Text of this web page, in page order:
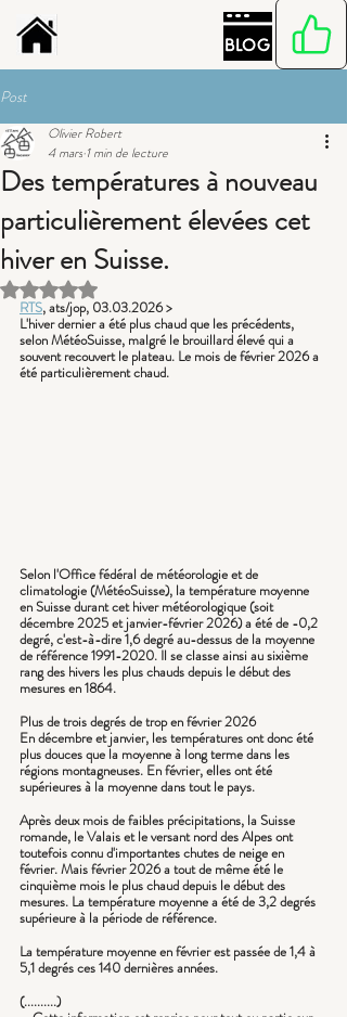
Post
Des températures à nouveau
particulièrement élevées cet
hiver en Suisse.
Olivier Robert
4 mars 1 min de lecture
Noté NaN étoiles sur 5.
RTS, ats/jop, 03.03.2026 >
L'hiver dernier a été plus chaud que les précédents,
selon MétéoSuisse, malgré le brouillard élevé qui a
souvent recouvert le plateau. Le mois de février 2026 a
été particulièrement chaud.
Selon l'Office fédéral de météorologie et de
climatologie (MétéoSuisse), la température moyenne
en Suisse durant cet hiver météorologique (soit
décembre 2025 et janvier-février 2026) a été de -0,2
degré, c'est-à-dire 1,6 degré au-dessus de la moyenne
de référence 1991-2020. Il se classe ainsi au sixième
rang des hivers les plus chauds depuis le début des
mesures en 1864.
Plus de trois degrés de trop en février 2026
En décembre et janvier, les températures ont donc été
plus douces que la moyenne à long terme dans les
régions montagneuses. En février, elles ont été
supérieures à la moyenne dans tout le pays.
Après deux mois de faibles précipitations, la Suisse
romande, le Valais et le versant nord des Alpes ont
toutefois connu d'importantes chutes de neige en
février. Mais février 2026 a tout de même été le
cinquième mois le plus chaud depuis le début des
mesures. La température moyenne a été de 3,2 degrés
supérieure à la période de référence.
La température moyenne en février est passée de 1,4 à
5,1 degrés ces 140 dernières années.
(..........)